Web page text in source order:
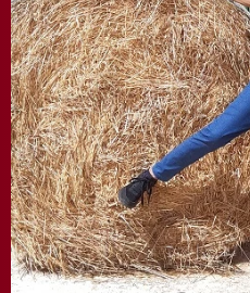
Impegno Sociale
Le nostre sedi
Facebook
YouTube
Instagram
TikTok